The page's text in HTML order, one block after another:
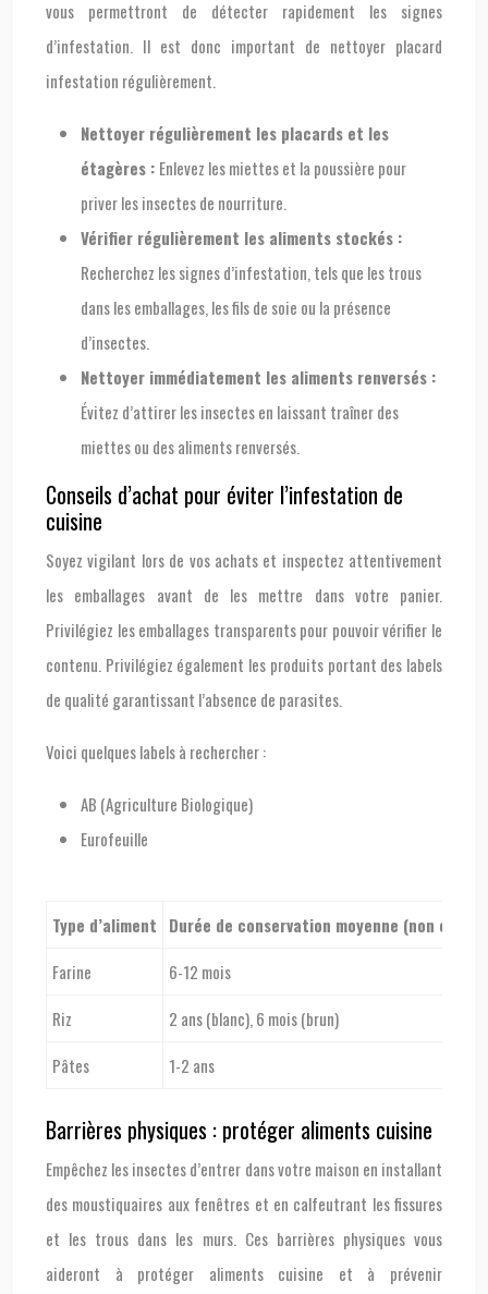
vous permettront de détecter rapidement les signes
d’infestation. Il est donc important de nettoyer placard
infestation régulièrement.
Nettoyer régulièrement les placards et les
étagères : Enlevez les miettes et la poussière pour
priver les insectes de nourriture.
Vérifier régulièrement les aliments stockés :
Recherchez les signes d’infestation, tels que les trous
dans les emballages, les fils de soie ou la présence
d’insectes.
Nettoyer immédiatement les aliments renversés :
Évitez d’attirer les insectes en laissant traîner des
miettes ou des aliments renversés.
Conseils d’achat pour éviter l’infestation de
cuisine
Soyez vigilant lors de vos achats et inspectez attentivement
les emballages avant de les mettre dans votre panier.
Privilégiez les emballages transparents pour pouvoir vérifier le
contenu. Privilégiez également les produits portant des labels
de qualité garantissant l’absence de parasites.
Voici quelques labels à rechercher :
AB (Agriculture Biologique)
Eurofeuille
Type d’aliment Durée de conservation moyenne (non
Farine
6-12 mois
Riz
2 ans (blanc), 6 mois (brun)
Pâtes
1-2 ans
Barrières physiques : protéger aliments cuisine
Empêchez les insectes d’entrer dans votre maison en installant
des moustiquaires aux fenêtres et en calfeutrant les fissures
et les trous dans les murs. Ces barrières physiques vous
aideront à protéger aliments cuisine et à prévenir